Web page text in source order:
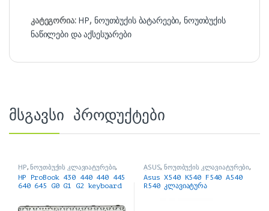
კატეგორია: HP, ნოუთბუქის ბატარეები, ნოუთბუქის
ნაწილები და აქსესუარები
მსგავსი პროდუქტები
HP,ნოუთბუქის კლავიატურები,
ნოუთბუქის ნაწილები და
აქსესუარები
HP ProBook 430 440 440 445
640 645 G0 G1 G2 keyboard
ASUS,ნოუთბუქის კლავიატურები,
ნოუთბუქის ნაწილები და
აქსესუარები
Asus X540 K540 F540 A540
R540 კლავიატურა